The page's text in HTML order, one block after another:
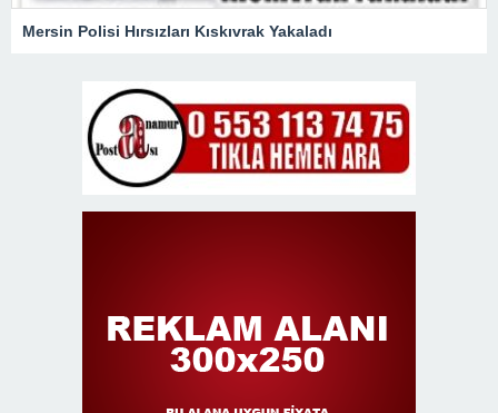
Mersin Polisi Hırsızları Kıskıvrak Yakaladı